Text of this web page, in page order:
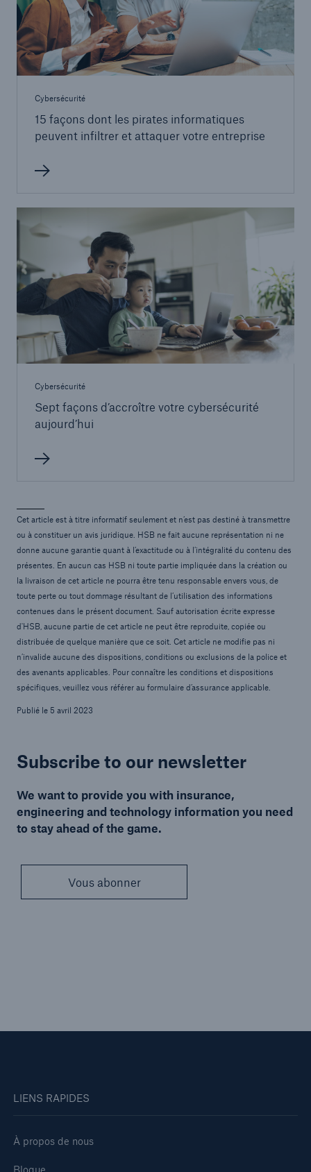
Cybersécurité
15 façons dont les pirates informatiques
peuvent infiltrer et attaquer votre entreprise
Cybersécurité
Sept façons d’accroître votre cybersécurité
aujourd’hui
Cet article est à titre informatif seulement et n’est pas destiné à transmettre
ou à constituer un avis juridique. HSB ne fait aucune représentation ni ne
donne aucune garantie quant à l’exactitude ou à l’intégralité du contenu des
présentes. En aucun cas HSB ni toute partie impliquée dans la création ou
la livraison de cet article ne pourra être tenu responsable envers vous, de
toute perte ou tout dommage résultant de l’utilisation des informations
contenues dans le présent document. Sauf autorisation écrite expresse
d'HSB, aucune partie de cet article ne peut être reproduite, copiée ou
distribuée de quelque manière que ce soit. Cet article ne modifie pas ni
n’invalide aucune des dispositions, conditions ou exclusions de la police et
des avenants applicables. Pour connaître les conditions et dispositions
spécifiques, veuillez vous référer au formulaire d’assurance applicable.
Publié le 5 avril 2023
Subscribe to our newsletter
We want to provide you with insurance,
engineering and technology information you need
to stay ahead of the game.
Vous abonner
LIENS RAPIDES
À propos de nous